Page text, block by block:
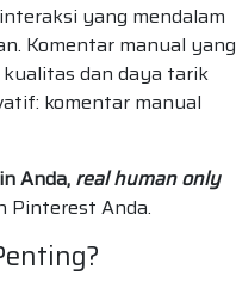
yang mendalam
Komentar manual yang
dan daya tarik
komentar manual
Anda, real human only
Pinterest Anda.